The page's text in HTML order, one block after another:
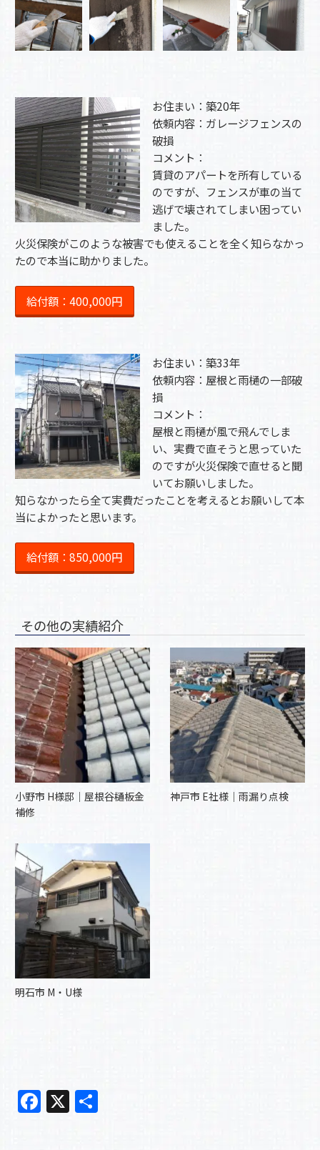
お住まい：築20年
依頼内容：ガレージフェンスの
破損
コメント：
賃貸のアパートを所有している
のですが、フェンスが車の当て
逃げで壊されてしまい困ってい
ました。
火災保険がこのような被害でも使えることを全く知らなかっ
たので本当に助かりました。
給付額：400,000円
お住まい：築33年
依頼内容：屋根と雨樋の一部破
損
コメント：
屋根と雨樋が風で飛んでしま
い、実費で直そうと思っていた
のですが火災保険で直せると聞
いてお願いしました。
知らなかったら全て実費だったことを考えるとお願いして本
当によかったと思います。
給付額：850,000円
その他の実績紹介
小野市 H様邸｜屋根谷樋板金
補修
神戸市 E社様｜雨漏り点検
明石市 M・U様
F X